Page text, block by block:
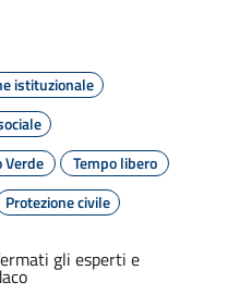
istituzionale
Verde
Tempo libero
Protezione civile